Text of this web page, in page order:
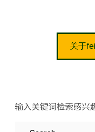
关于
输入关键词检索感兴